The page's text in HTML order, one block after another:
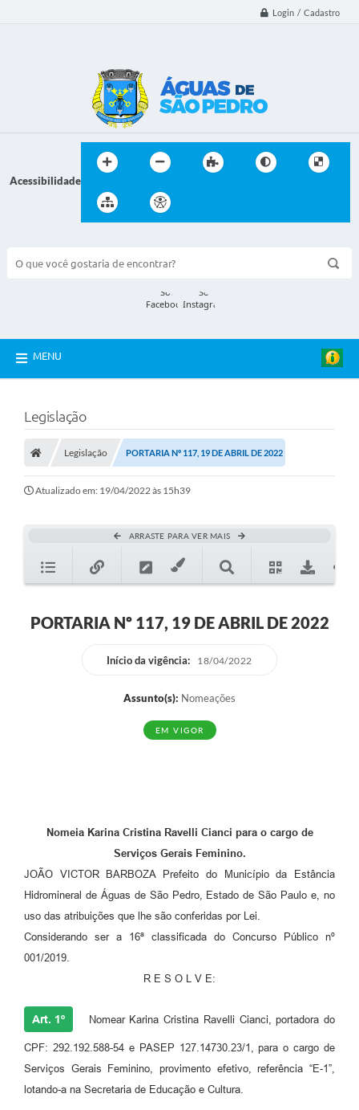
Login / Cadastro
Acessibilidade
MENU
Legislação
Legislação PORTARIA Nº 117, 19 DE ABRIL DE 2022
Atualizado em: 19/04/2022 às 15h39
ARRASTE PARA VER MAIS
PORTARIA Nº 117, 19 DE ABRIL DE 2022
Início da vigência: 18/04/2022
Assunto(s): Nomeações
EM VIGOR
Nomeia Karina Cristina Ravelli Cianci para o cargo de
Serviços Gerais Feminino.
JOÃO VICTOR BARBOZA Prefeito do Município da Estância
Hidromineral de Águas de São Pedro, Estado de São Paulo e, no
uso das atribuições que lhe são conferidas por Lei.
Considerando ser a 16ª classificada do Concurso Público nº
001/2019.
R E S O L V E:
Art. 1º Nomear Karina Cristina Ravelli Cianci, portadora do
CPF: 292.192.588-54 e PASEP 127.14730.23/1, para o cargo de
Serviços Gerais Feminino, provimento efetivo, referência “E-1”,
lotando-a na Secretaria de Educação e Cultura.